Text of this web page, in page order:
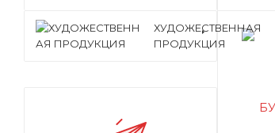
ХУДОЖЕСТВЕННАЯ
ПРОДУКЦИЯ